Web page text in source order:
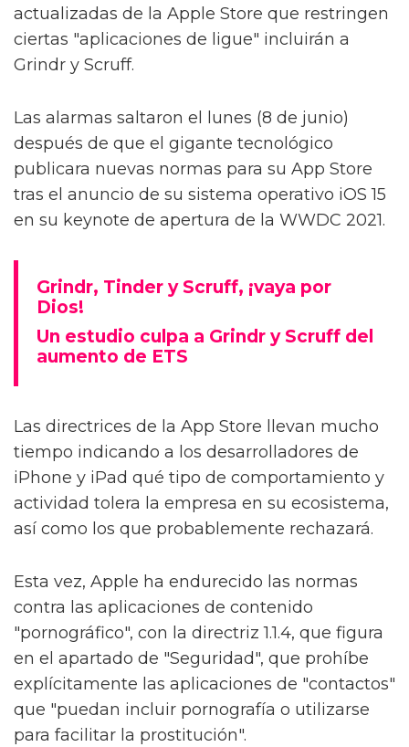
actualizadas de la Apple Store que restringen
ciertas "aplicaciones de ligue" incluirán a
Grindr y Scruff.
Las alarmas saltaron el lunes (8 de junio)
después de que el gigante tecnológico
publicara nuevas normas para su App Store
tras el anuncio de su sistema operativo iOS 15
en su keynote de apertura de la WWDC 2021.
Grindr, Tinder y Scruff, ¡vaya por
Dios!
Un estudio culpa a Grindr y Scruff del
aumento de ETS
Las directrices de la App Store llevan mucho
tiempo indicando a los desarrolladores de
iPhone y iPad qué tipo de comportamiento y
actividad tolera la empresa en su ecosistema,
así como los que probablemente rechazará.
Esta vez, Apple ha endurecido las normas
contra las aplicaciones de contenido
"pornográfico", con la directriz 1.1.4, que figura
en el apartado de "Seguridad", que prohíbe
explícitamente las aplicaciones de "contactos"
que "puedan incluir pornografía o utilizarse
para facilitar la prostitución".